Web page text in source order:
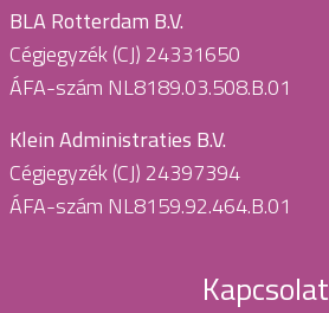
BLA Rotterdam B.V.
Cégjegyzék (CJ) 24331650
ÁFA-szám NL8189.03.508.B.01
Klein Administraties B.V.
Cégjegyzék (CJ) 24397394
ÁFA-szám NL8159.92.464.B.01
Kapcsolat